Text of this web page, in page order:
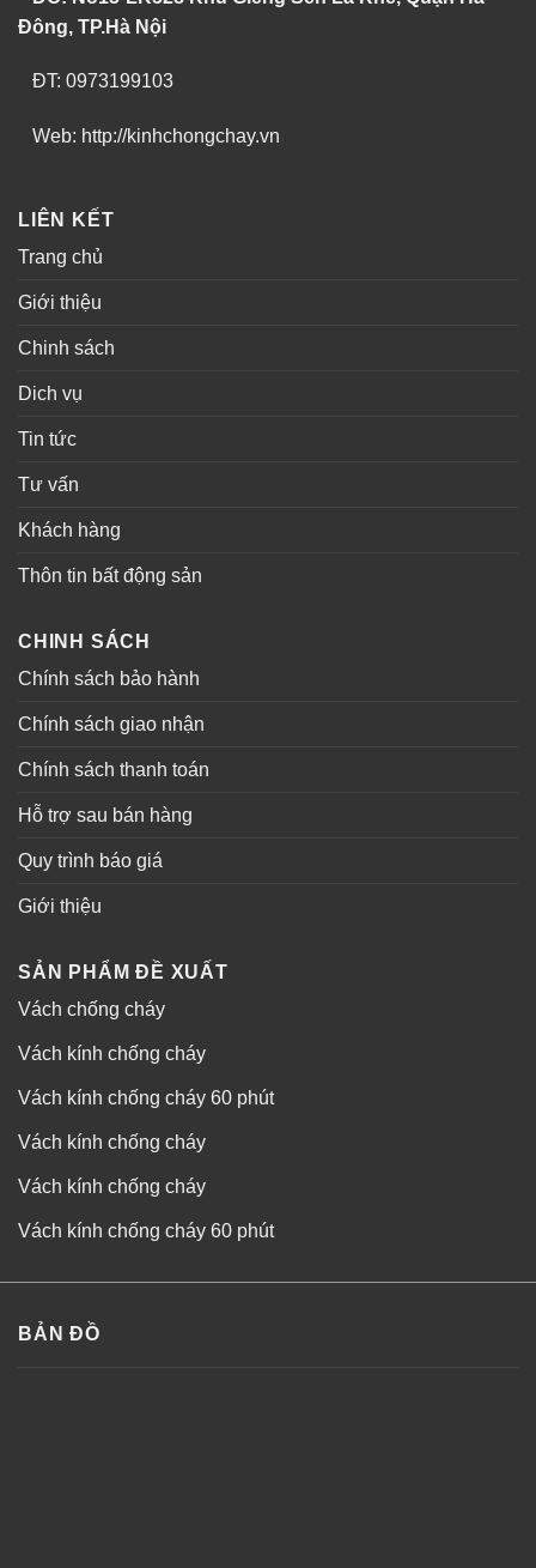
Đông, TP.Hà Nội
ĐT: 0973199103
Web: http://kinhchongchay.vn
LIÊN KẾT
Trang chủ
Giới thiệu
Chinh sách
Dich vụ
Tin tức
Tư vấn
Khách hàng
Thôn tin bất động sản
CHINH SÁCH
Chính sách bảo hành
Chính sách giao nhận
Chính sách thanh toán
Hỗ trợ sau bán hàng
Quy trình báo giá
Giới thiệu
SẢN PHẨM ĐỀ XUẤT
Vách chống cháy
Vách kính chống cháy
Vách kính chống cháy 60 phút
Vách kính chống cháy
Vách kính chống cháy
Vách kính chống cháy 60 phút
BẢN ĐỒ